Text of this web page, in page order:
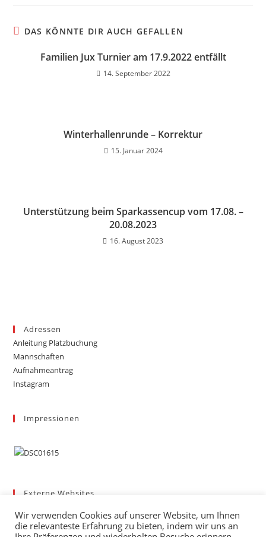
DAS KÖNNTE DIR AUCH GEFALLEN
Familien Jux Turnier am 17.9.2022 entfällt
14. September 2022
Winterhallenrunde – Korrektur
15. Januar 2024
Unterstützung beim Sparkassencup vom 17.08. –
20.08.2023
16. August 2023
Adressen
Anleitung Platzbuchung
Mannschaften
Aufnahmeantrag
Instagram
Impressionen
Externe Websites
Gemeinde March
Wetter
Wir verwenden Cookies auf unserer Website, um Ihnen
die relevanteste Erfahrung zu bieten, indem wir uns an